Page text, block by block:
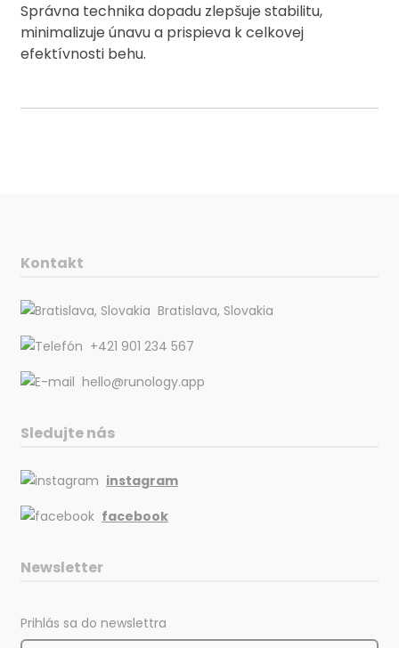
Správna technika dopadu zlepšuje stabilitu,
minimalizuje únavu a prispieva k celkovej
efektívnosti behu.
Kontakt
Bratislava, Slovakia
+421 901 234 567
hello@runology.app
Sledujte nás
instagram
facebook
Newsletter
Prihlás sa do newslettra